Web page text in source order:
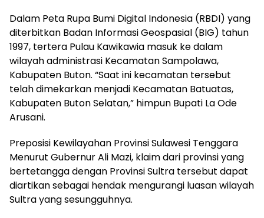
Dalam Peta Rupa Bumi Digital Indonesia (RBDI) yang
diterbitkan Badan Informasi Geospasial (BIG) tahun
1997, tertera Pulau Kawikawia masuk ke dalam
wilayah administrasi Kecamatan Sampolawa,
Kabupaten Buton. “Saat ini kecamatan tersebut
telah dimekarkan menjadi Kecamatan Batuatas,
Kabupaten Buton Selatan,” himpun Bupati La Ode
Arusani.
Preposisi Kewilayahan Provinsi Sulawesi Tenggara
Menurut Gubernur Ali Mazi, klaim dari provinsi yang
bertetangga dengan Provinsi Sultra tersebut dapat
diartikan sebagai hendak mengurangi luasan wilayah
Sultra yang sesungguhnya.